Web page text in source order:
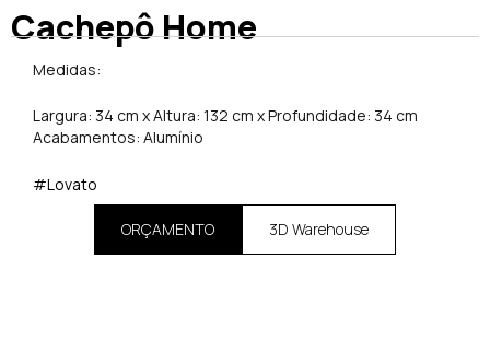
Cachepô Home
Medidas:
Largura: 34 cm x Altura: 132 cm x Profundidade: 34 cm
Acabamentos: Alumínio
#Lovato
ORÇAMENTO 3D Warehouse